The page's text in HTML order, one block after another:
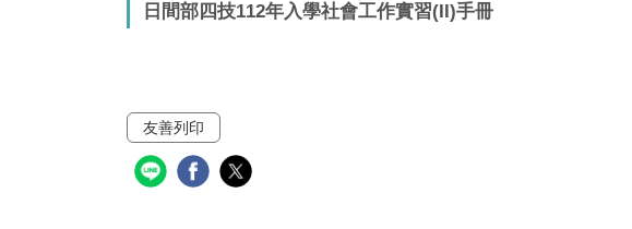
日間部四技112年入學社會工作實習(II)手冊
友善列印